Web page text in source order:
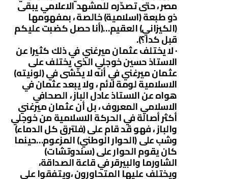
مصر ، حتى تصدّره للمشهد الاعلامي يبقى
ذو طبعة (اسلامية) خالصة ، بمفهومها
(الكيزاني) العقيم…(أنا حصل كضبت عليكم
قبل كدا؟).
· لا يختلف عثمان ميرغني في ذلك كثيرا عن
الاستاذ حسين خوجلي الذي يختلف على
عثمان ميرغني في أنه لا يخشى في (لونيته)
الاسلامية لومة لائم ، ولا يبعد عثمان في
هواه عن الاستاذ عادل الباز ، الصحافي
الاسلامي المعروف ، بل أن عثمان ميرغني
أكثر أصالة في الحركة الاسلامية من خوجلي
والباز ، فهو قد قام على (فلترق كل الدماء)
وشب على (الحوار الوطني) المزعوم…حينما
كان يقوم الحوار على (سندوتشات)
الشاورما والبيرقر في قاعة الصداقة،
ويختلف عليها المتحاورون ،ويتفقوا على